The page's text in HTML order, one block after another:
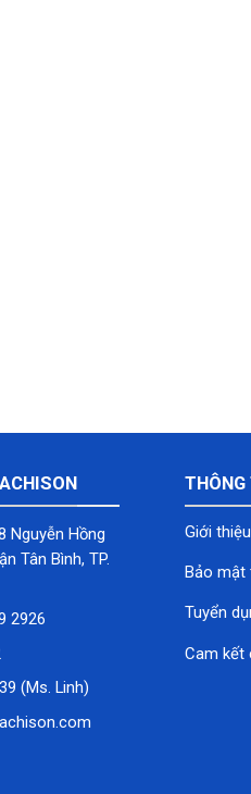
Nguyễn Hồng
Tân Bình, TP.
2926
(Ms. Linh)
THÔNG
Giới thiệu
Bảo mật
Tuyển
Cam kết